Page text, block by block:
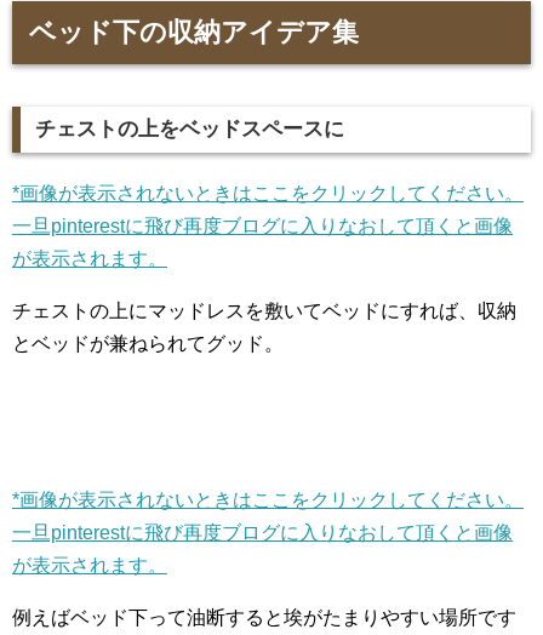
ベッド下の収納アイデア集
チェストの上をベッドスペースに
*画像が表示されないときはここをクリックしてください。
一旦pinterestに飛び再度ブログに入りなおして頂くと画像
が表示されます。
チェストの上にマッドレスを敷いてベッドにすれば、収納
とベッドが兼ねられてグッド。
*画像が表示されないときはここをクリックしてください。
一旦pinterestに飛び再度ブログに入りなおして頂くと画像
が表示されます。
例えばベッド下って油断すると埃がたまりやすい場所です